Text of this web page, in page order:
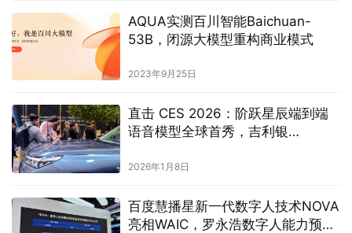
AQUA实测百川智能Baichuan-
53B，闭源大模型重构商业模式
2023年9月25日
直击 CES 2026：阶跃星辰端到端
语音模型全球首秀，吉利银
2026年1月8日
百度慧播星新一代数字人技术NOVA
亮相WAIC，罗永浩数字人能力预计